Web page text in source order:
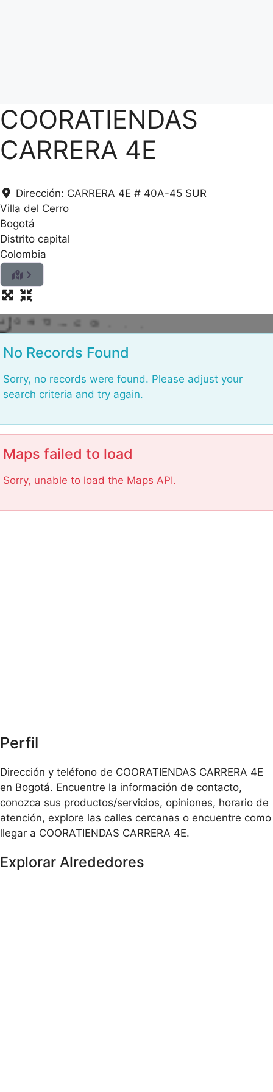
COORATIENDAS
CARRERA 4E
Dirección: CARRERA 4E # 40A-45 SUR
Villa del Cerro
Bogotá
Distrito capital
Colombia
No Records Found
Sorry, no records were found. Please adjust your
search criteria and try again.
Maps failed to load
Sorry, unable to load the Maps API.
Perfil
Dirección y teléfono de COORATIENDAS CARRERA 4E
en Bogotá. Encuentre la información de contacto,
conozca sus productos/servicios, opiniones, horario de
atención, explore las calles cercanas o encuentre como
llegar a COORATIENDAS CARRERA 4E.
Explorar Alrededores